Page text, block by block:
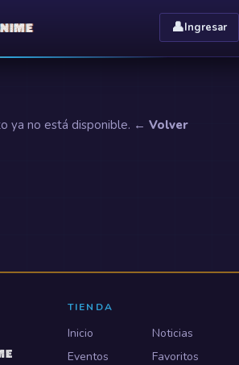
👤Ingresar
ya no está disponible. ← Volver
TIENDA
Inicio
Noticias
Eventos
Favoritos